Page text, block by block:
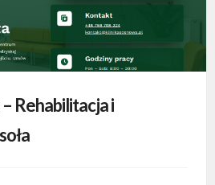
Rehabilitacja i